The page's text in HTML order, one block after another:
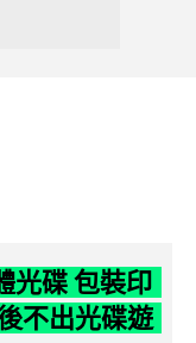
光碟 包裝印
不出光碟遊